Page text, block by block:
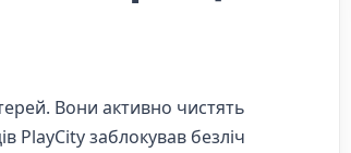
Вони активно чистять
PlayCity заблокував безліч